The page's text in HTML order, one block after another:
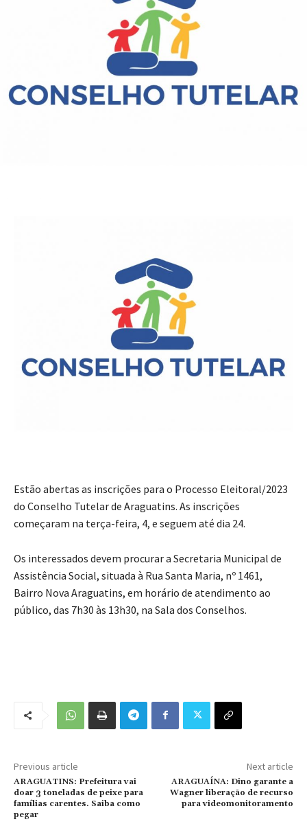
Estão abertas as inscrições para o Processo Eleitoral/2023
do Conselho Tutelar de Araguatins. As inscrições
começaram na terça-feira, 4, e seguem até dia 24.
Os interessados devem procurar a Secretaria Municipal de
Assistência Social, situada à Rua Santa Maria, nº 1461,
Bairro Nova Araguatins, em horário de atendimento ao
público, das 7h30 às 13h30, na Sala dos Conselhos.
Previous article
ARAGUATINS: Prefeitura vai
doar 3 toneladas de peixe para
famílias carentes. Saiba como
pegar
Next article
ARAGUAÍNA: Dino garante a
Wagner liberação de recurso
para videomonitoramento